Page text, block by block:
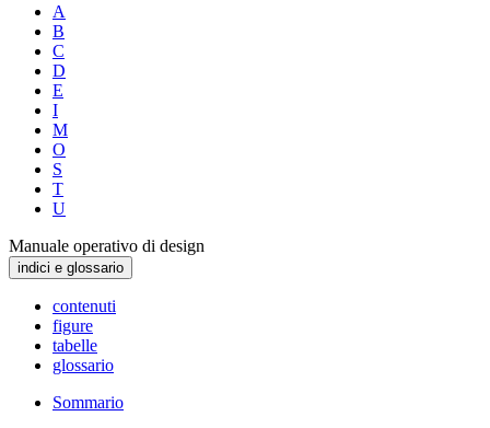
A
B
C
D
E
I
M
O
S
T
U
Manuale operativo di design
indici e glossario
contenuti
figure
tabelle
glossario
Sommario